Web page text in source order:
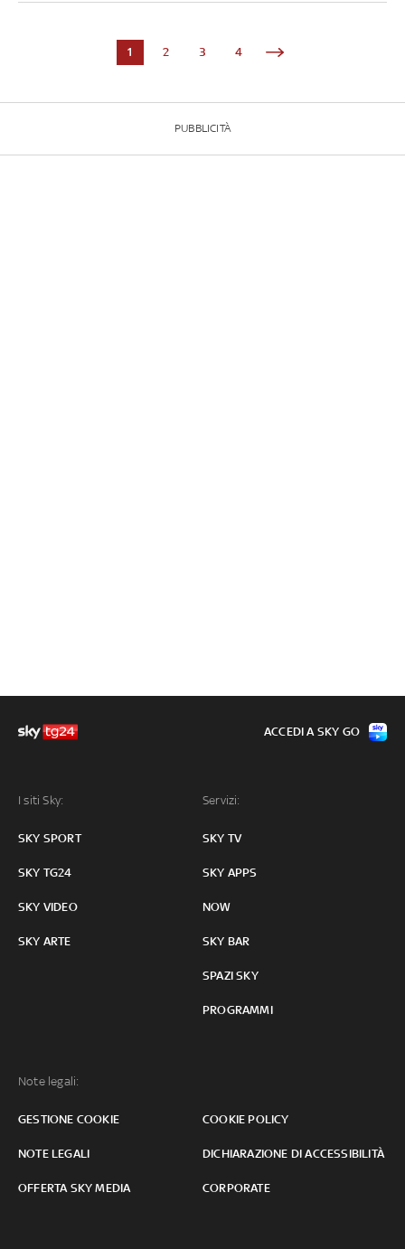
1 2 3 4
PUBBLICITÀ
I siti Sky:
SKY SPORT
SKY TG24
SKY VIDEO
SKY ARTE
Servizi:
SKY TV
SKY APPS
NOW
SKY BAR
SPAZI SKY
PROGRAMMI
Note legali:
GESTIONE COOKIE COOKIE POLICY
NOTE LEGALI DICHIARAZIONE DI ACCESSIBILITÀ
OFFERTA SKY MEDIA CORPORATE
ACCEDI A SKY GO